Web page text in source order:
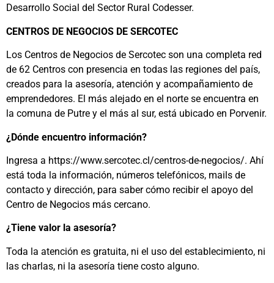
Desarrollo Social del Sector Rural Codesser.
CENTROS DE NEGOCIOS DE SERCOTEC
Los Centros de Negocios de Sercotec son una completa red
de 62 Centros con presencia en todas las regiones del país,
creados para la asesoría, atención y acompañamiento de
emprendedores. El más alejado en el norte se encuentra en
la comuna de Putre y el más al sur, está ubicado en Porvenir.
¿Dónde encuentro información?
Ingresa a https://www.sercotec.cl/centros-de-negocios/. Ahí
está toda la información, números telefónicos, mails de
contacto y dirección, para saber cómo recibir el apoyo del
Centro de Negocios más cercano.
¿Tiene valor la asesoría?
Toda la atención es gratuita, ni el uso del establecimiento, ni
las charlas, ni la asesoría tiene costo alguno.